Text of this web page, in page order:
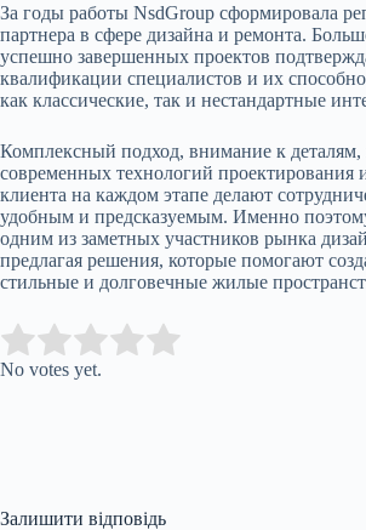
За годы работы NsdGroup сформировала
партнера в сфере дизайна и ремонта.
успешно завершенных проектов
квалификации специалистов и их
как классические, так и нестандартные
Комплексный подход, внимание к деталям,
современных технологий проектирования
клиента на каждом этапе делают
удобным и предсказуемым. Именно
одним из заметных участников рынка
предлагая решения, которые помогают
стильные и долговечные жилые
Rate this item:
No votes yet.
Залишити відповідь